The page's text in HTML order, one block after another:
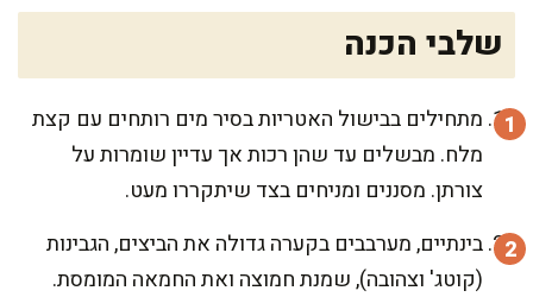
שלבי הכנה
מתחילים בבישול האטריות בסיר מים רותחים עם קצת
מלח. מבשלים עד שהן רכות אך עדיין שומרות על
צורתן. מסננים ומניחים בצד שיתקררו מעט.
בינתיים, מערבבים בקערה גדולה את הביצים, הגבינות
(קוטג' וצהובה), שמנת חמוצה ואת החמאה המומסת.